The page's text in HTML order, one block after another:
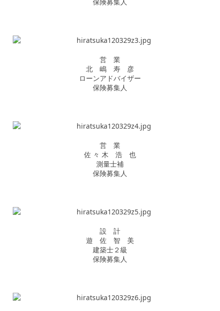
営 業
北 嶋 寿 彦
ローンアドバイザー
保険募集人
営 業
佐 々 木 浩 也
測量士補
保険募集人
設 計
遊 佐 智 美
建築士２級
保険募集人